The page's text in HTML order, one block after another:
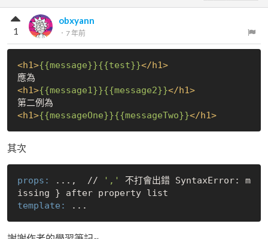
obxyann
． 7 年前
1
<h1>{{message}}{{test}}</h1>
<h1>{{message1}}{{message2}}</h1>
<h1>{{messageOne}}{{messageTwo}}</h1>
其次
props: ...,  // ','
不打會出錯 SyntaxError: m
template: